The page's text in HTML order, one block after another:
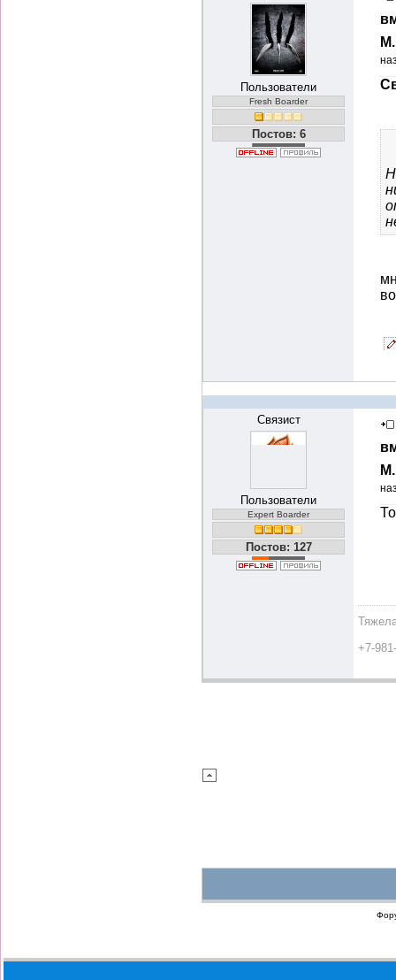
Пользователи
Fresh Boarder
Постов: 6
Связист
Пользователи
Expert Boarder
Постов: 127
+7-